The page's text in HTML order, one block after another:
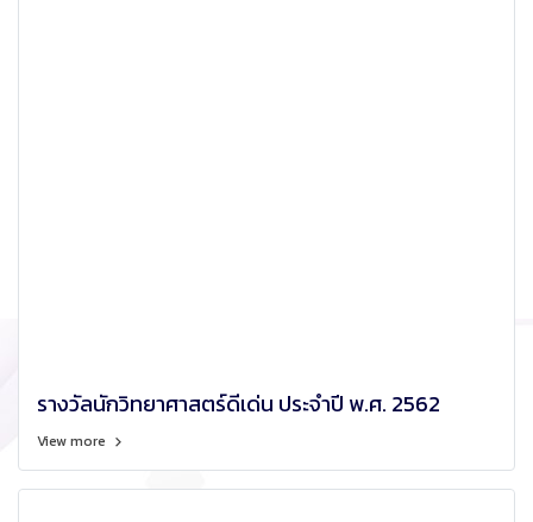
รางวัลนักวิทยาศาสตร์ดีเด่น ประจำปี พ.ศ. 2562
View more